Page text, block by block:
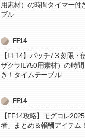
用素材）の時間タイマー付
ブル
FF14
【FF14】パッチ7.3 刻限・
ザクラIL750用素材）の時
き！タイムテーブル
FF14
【FF14攻略】モグコレ
者」まとめ＆報酬アイテム！